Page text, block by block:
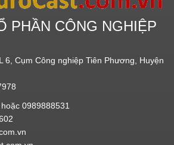
PHẦN CÔNG NGHIỆP
6, Cụm Công nghiệp Tiên Phương, Huyện
0989888531